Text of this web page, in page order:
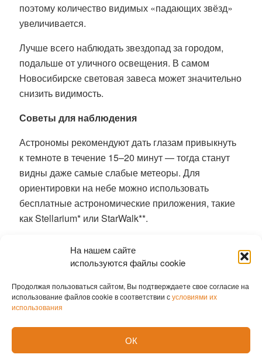
На нашем сайте
используются файлы cookie
Продолжая пользоваться сайтом, Вы подтверждаете свое согласие на
использование файлов cookie в соответствии сусловиями их
использования
ОК
поэтому количество видимых «падающих звёзд»
увеличивается.
Лучше всего наблюдать звездопад за городом,
подальше от уличного освещения. В самом
Новосибирске световая завеса может значительно
снизить видимость.
Советы для наблюдения
Астрономы рекомендуют дать глазам привыкнуть
к темноте в течение 15–20 минут — тогда станут
видны даже самые слабые метеоры. Для
ориентировки на небе можно использовать
бесплатные астрономические приложения, такие
как Stellarium* или StarWalk**.
августа. Они рождаются из пылевого следа
высоте ~60 км на скорости 220 000 км/ч, частицы
создают яркие вспышки.